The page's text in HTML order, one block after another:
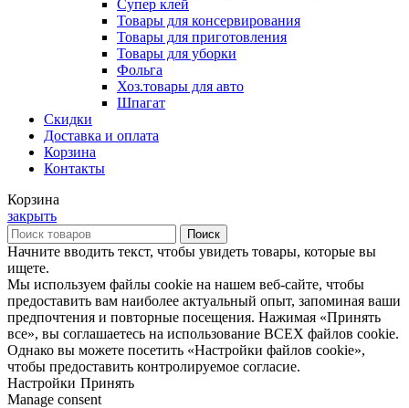
Супер клей
Товары для консервирования
Товары для приготовления
Товары для уборки
Фольга
Хоз.товары для авто
Шпагат
Скидки
Доставка и оплата
Корзина
Контакты
Корзина
закрыть
Поиск
Начните вводить текст, чтобы увидеть товары, которые вы
ищете.
Мы используем файлы cookie на нашем веб-сайте, чтобы
предоставить вам наиболее актуальный опыт, запоминая ваши
предпочтения и повторные посещения. Нажимая «Принять
все», вы соглашаетесь на использование ВСЕХ файлов cookie.
Однако вы можете посетить «Настройки файлов cookie»,
чтобы предоставить контролируемое согласие.
Настройки Принять
Manage consent